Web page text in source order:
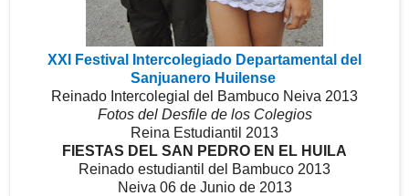
XXI Festival Intercolegiado Departamental del
Sanjuanero Huilense
Reinado Intercolegial del Bambuco Neiva 2013
Fotos del Desfile de los Colegios
Reina Estudiantil 2013
FIESTAS DEL SAN PEDRO EN EL HUILA
Reinado estudiantil del Bambuco 2013
Neiva 06 de Junio de 2013